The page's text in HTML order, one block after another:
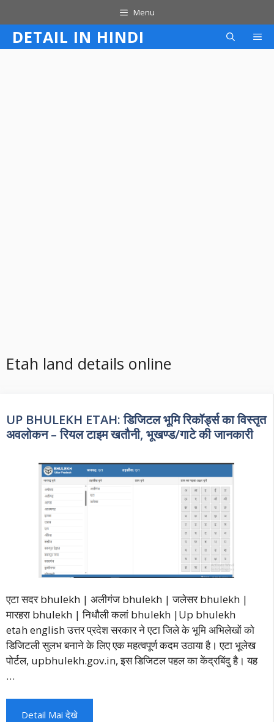
to
content
Menu
DETAIL IN HINDI
Etah land details online
UP BHULEKH ETAH: डिजिटल भूमि रिकॉर्ड्स का विस्तृत
अवलोकन – रियल टाइम खतौनी, भूखण्ड/गाटे की जानकारी
एटा सदर bhulekh | अलीगंज bhulekh | जलेसर bhulekh |
मारहरा bhulekh | निधौली कलां bhulekh |Up bhulekh
etah english उत्तर प्रदेश सरकार ने एटा जिले के भूमि अभिलेखों को
डिजिटली सुलभ बनाने के लिए एक महत्वपूर्ण कदम उठाया है। एटा भूलेख
पोर्टल, upbhulekh.gov.in, इस डिजिटल पहल का केंद्रबिंदु है। यह
…
Detail Mai देखे